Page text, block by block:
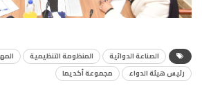
الصناعة الدوائية المنظومة التنظيمية
رئيس هيئة الدواء
مجموعة أكديما